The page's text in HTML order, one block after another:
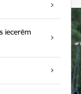
iecerēm